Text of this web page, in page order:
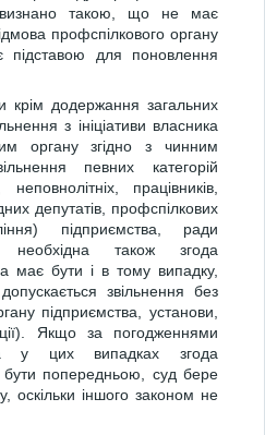
визнано такою, що не має
профспілкового органу
підставою для поновлення
крім додержання загальних
з ініціативи власника
органу згідно з чинним
певних категорій
працівників,
депутатів, профспілкових
підприємства, ради
необхідна також згода
має бути і в тому випадку,
звільнення без
підприємства, установи,
Якщо за погодженнями
у цих випадках згода
бути попередньою, суд бере
оскільки іншого законом не